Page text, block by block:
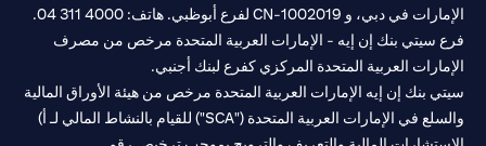
في دبي، وCN-1002019لفرع أبوظبي. هاتف: 4000 311 04.
سيتي بنك إن إيه - الإمارات العربية المتحدة مرخص من مصرف
العربية المتحدة المركزي كفرع لبنك أجنبي.
بنك إن إيه الإمارات العربية المتحدة مرخص من هيئة الأوراق المالية
والسلع في الإمارات العربية المتحدة ("SCA") للقيام بالنشاط المالي لـ أ)